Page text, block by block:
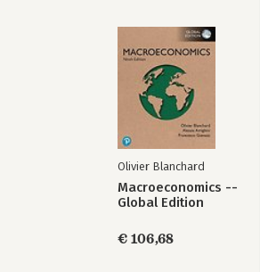
Olivier Blanchard
Macroeconomics --
Global Edition
€ 106,68